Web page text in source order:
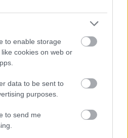
to enable storage
cookies on web or
data to be sent to
purposes.
to send me
λίστα με τα μεγάλα